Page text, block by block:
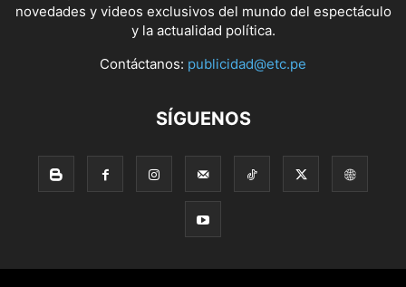
novedades y videos exclusivos del mundo del espectáculo
y la actualidad política.
Contáctanos: publicidad@etc.pe
SÍGUENOS